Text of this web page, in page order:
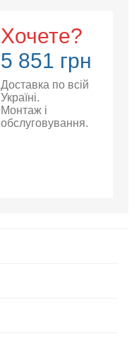
Хочете?
5 851 грн
Доставка по всій
Україні.
Монтаж і
обслуговування.